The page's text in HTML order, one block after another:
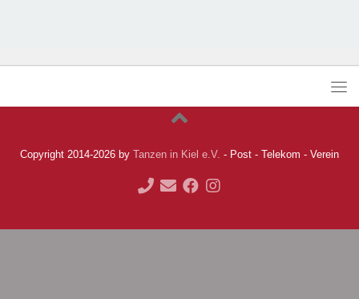
Copyright 2014-2026 by Tanzen in Kiel e.V. - Post - Telekom - Verein